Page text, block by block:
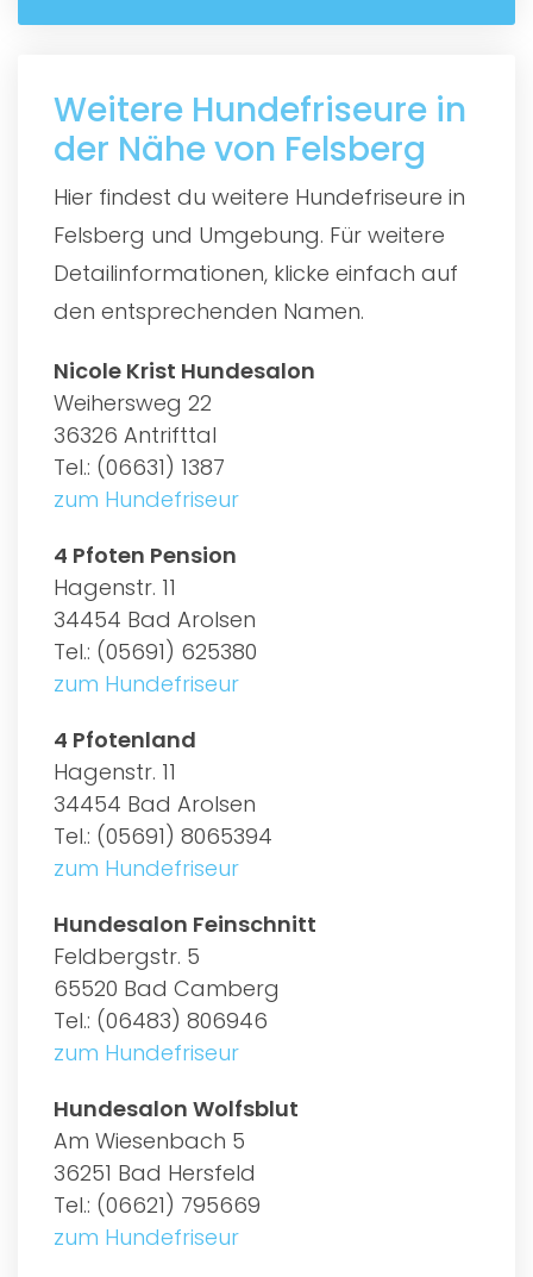
Weitere Hundefriseure in
der Nähe von Felsberg
Hier findest du weitere Hundefriseure in
Felsberg und Umgebung. Für weitere
Detailinformationen, klicke einfach auf
den entsprechenden Namen.
Nicole Krist Hundesalon
Weihersweg 22
36326 Antrifttal
Tel.: (06631) 1387
zum Hundefriseur
4 Pfoten Pension
Hagenstr. 11
34454 Bad Arolsen
Tel.: (05691) 625380
zum Hundefriseur
4 Pfotenland
Hagenstr. 11
34454 Bad Arolsen
Tel.: (05691) 8065394
zum Hundefriseur
Hundesalon Feinschnitt
Feldbergstr. 5
65520 Bad Camberg
Tel.: (06483) 806946
zum Hundefriseur
Hundesalon Wolfsblut
Am Wiesenbach 5
36251 Bad Hersfeld
Tel.: (06621) 795669
zum Hundefriseur